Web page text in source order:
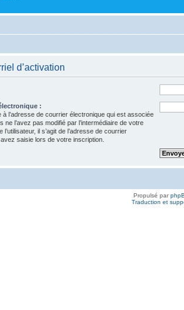
d’activation
:
l’adresse de courrier électronique qui est associée
ne l’avez pas modifié par l’intermédiaire de votre
il s’agit de l’adresse de courrier
saisie lors de votre inscription.
Propulsé par
Traduction et